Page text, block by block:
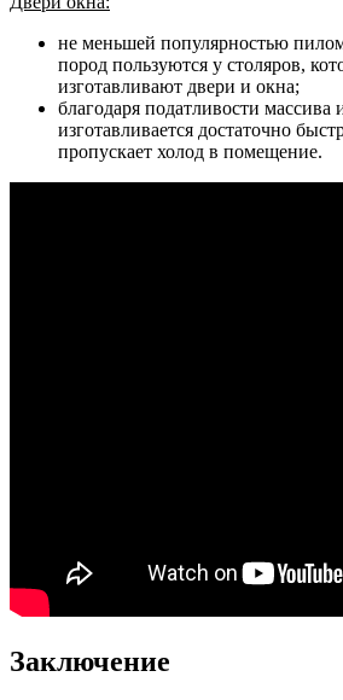
не меньшей популярностью
пород пользуются у столяров,
изготавливают двери и окна;
благодаря податливости массива
изготавливается достаточно
пропускает холод в помещение.
Заключение